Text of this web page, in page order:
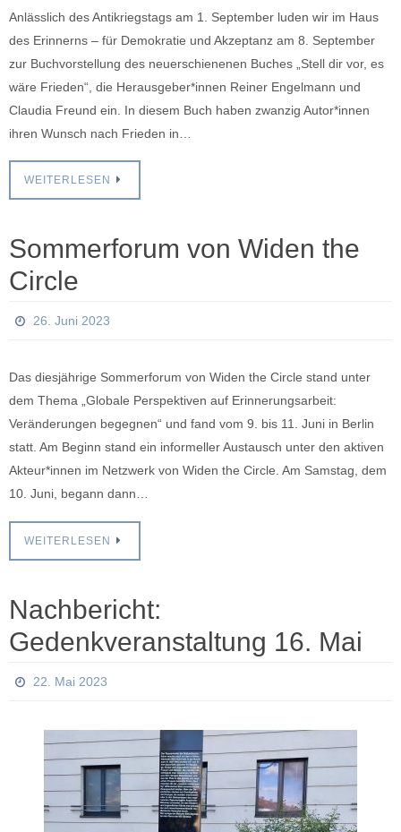
Anlässlich des Antikriegstags am 1. September luden wir im Haus
des Erinnerns – für Demokratie und Akzeptanz am 8. September
zur Buchvorstellung des neuerschienenen Buches „Stell dir vor, es
wäre Frieden“, die Herausgeber*innen Reiner Engelmann und
Claudia Freund ein. In diesem Buch haben zwanzig Autor*innen
ihren Wunsch nach Frieden in…
WEITERLESEN
Sommerforum von Widen the
Circle
26. Juni 2023
Das diesjährige Sommerforum von Widen the Circle stand unter
dem Thema „Globale Perspektiven auf Erinnerungsarbeit:
Veränderungen begegnen“ und fand vom 9. bis 11. Juni in Berlin
statt. Am Beginn stand ein informeller Austausch unter den aktiven
Akteur*innen im Netzwerk von Widen the Circle. Am Samstag, dem
10. Juni, begann dann…
WEITERLESEN
Nachbericht:
Gedenkveranstaltung 16. Mai
22. Mai 2023